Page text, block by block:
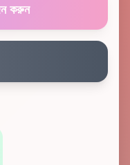
করুন